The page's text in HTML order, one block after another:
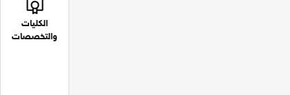
الكليات
والتخصصات